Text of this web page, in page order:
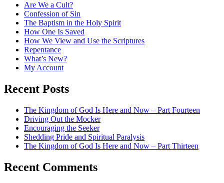
Are We a Cult?
Confession of Sin
The Baptism in the Holy Spirit
How One Is Saved
How We View and Use the Scriptures
Repentance
What’s New?
My Account
Recent Posts
The Kingdom of God Is Here and Now – Part Fourteen
Driving Out the Mocker
Encouraging the Seeker
Shedding Pride and Spiritual Paralysis
The Kingdom of God Is Here and Now – Part Thirteen
Recent Comments